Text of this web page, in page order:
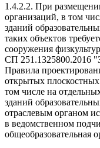
1.4.2.2. При
организаций, в том
зданий
таких объектов
сооружения
СП 251.1325800.2016
Правила
открытых
том числе на
зданий
отраслевым органом
в ведомственном
общеобразовательная